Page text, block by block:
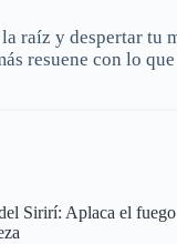
raíz y despertar tu
resuene con lo
Sirirí: Aplaca el fuego